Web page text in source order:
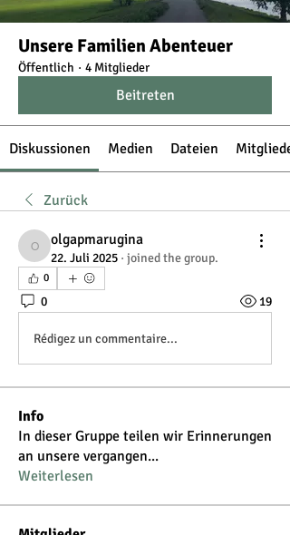
Unsere Familien Abenteuer
Öffentlich · 4 Mitglieder
Beitreten
Diskussionen Medien Dateien Mitglieder
Zurück
olgapmarugina
olgapmarugina
22. Juli 2025 · joined the group.
0
0 19
Rédigez un commentaire...
Info
In dieser Gruppe teilen wir Erinnerungen
an unsere vergangen...
Weiterlesen